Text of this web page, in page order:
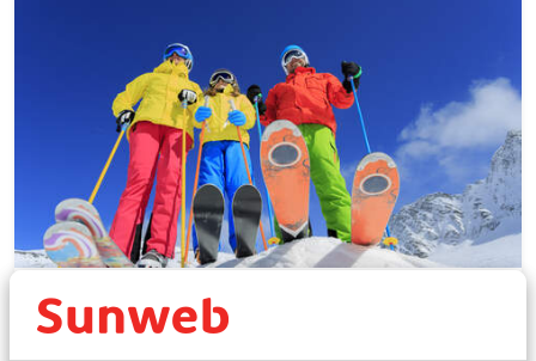
Skis aux pieds